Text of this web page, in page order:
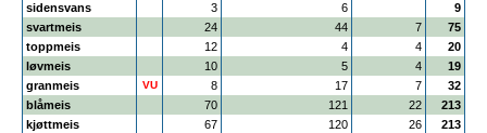
sidensvans
3 6
9
svartmeis
24 44 7
75
toppmeis
12 4 4
20
løvmeis
10 5 4
19
granmeis
VU 8 17 7
32
blåmeis
70 121 22
213
kjøttmeis
67 120 26
213